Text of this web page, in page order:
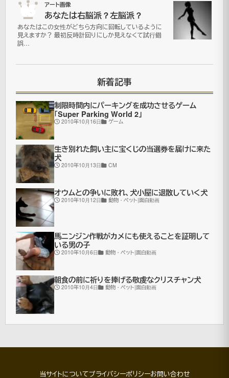
05 アート画像
あなたは右脳派？左脳派？
あなたはこの女性がどちら方向に回転しているように
見えますか？ 最初反時計回りにしか見えなくて試行錯
誤…
新着記事
制限時間内にパーキングを成功させるゲーム
「Super Parking World 2」
2010年10月16日 ゲーム
生き別れた飼い主に宝くじの当選券を届けに来た
犬
2010年10月13日 CM
オウムとの争いに敗れ、犬小屋に退散していく犬
2010年10月12日 動物・ペット|面白動画
馬ニンジン作戦がカメにも使えることを証明して
いる男の子
2010年10月6日 動物・ペット|面白動画
朝食の前に祈りを捧げる敬虔なクリスチャン犬
2010年10月4日 動物・ペット|面白動画
当サイトについてプライバシーポリシーお問い合わせ